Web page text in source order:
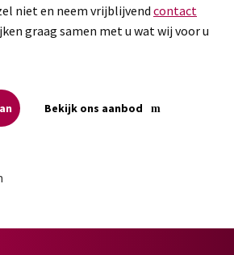
niet en neem vrijblijvend contact
graag samen met u wat wij voor u
Bekijk ons aanbod